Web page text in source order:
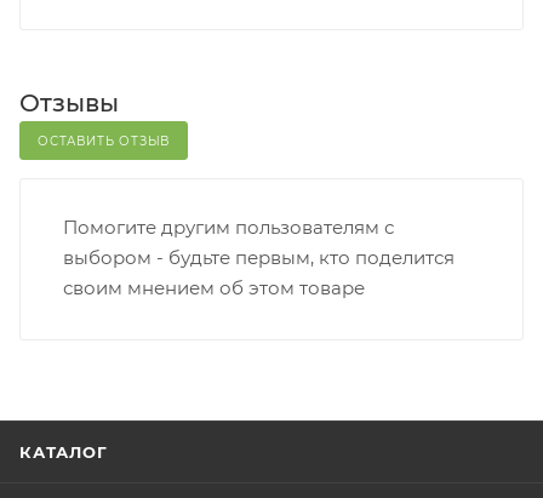
Отзывы
ОСТАВИТЬ ОТЗЫВ
Помогите другим пользователям с
выбором - будьте первым, кто поделится
своим мнением об этом товаре
КАТАЛОГ